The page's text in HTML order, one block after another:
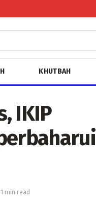
KHUTBAH
IKIP
min read